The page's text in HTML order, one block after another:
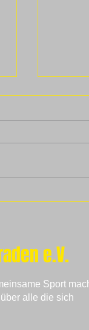
e.V.
Sport
alle die sich